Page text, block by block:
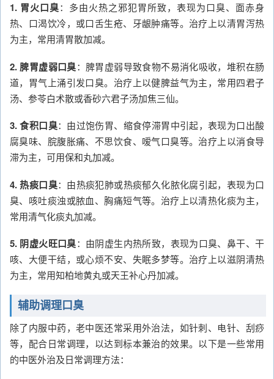
1. 胃火口臭：多由火热之邪犯胃所致，表现为口臭、面赤身
热、口渴饮冷，或口舌生疮、牙龈肿痛等。治疗上以清胃泻热
为主，常用清胃散加减。
2. 脾胃虚弱口臭：脾胃虚弱导致食物不易消化吸收，堆积在肠
道，胃气上涌引发口臭。治疗上以健脾益气为主，常用四君子
汤、参苓白术散或香砂六君子汤加焦三仙。
3. 食积口臭：由过饱伤胃、缩食停滞胃中引起，表现为口出酸
腐臭味、脘腹胀痛、不思饮食、嗳气口臭等。治疗上以消食导
滞为主，可用保和丸加减。
4. 热痰口臭：由热痰犯肺或热痰郁久化脓化腐引起，表现为口
臭、咳吐痰浊或脓血、胸痛短气等。治疗上以清热化痰为主，
常用清气化痰丸加减。
5. 阴虚火旺口臭：由阴虚生内热所致，表现为口臭、鼻干、干
咳、大便干结，或心烦不安、失眠多梦等。治疗上以滋阴清热
为主，常用知柏地黄丸或天王补心丹加减。
辅助调理口臭
除了内服中药，老中医还常采用外治法，如针刺、电针、刮痧
等，配合日常调理，以达到标本兼治的效果。以下是一些常用
的中医外治及日常调理方法：